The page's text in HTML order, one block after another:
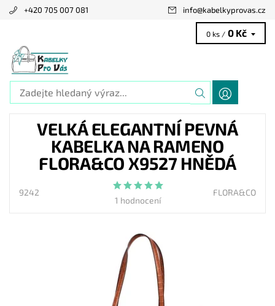
+420 705 007 081 info@kabelkyprovas.cz
0 ks / 0 Kč
VELKÁ ELEGANTNÍ PEVNÁ
KABELKA NA RAMENO
FLORA&CO X9527 HNĚDÁ
9242
1 hodnocení
FLORA&CO